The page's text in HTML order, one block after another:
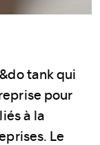
tank qui
pour
à la
Le